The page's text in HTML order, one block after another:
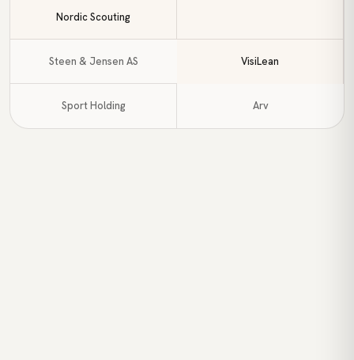
Espegard
Steen & Jensen AS Viking Footwear
Sport Holding Arv